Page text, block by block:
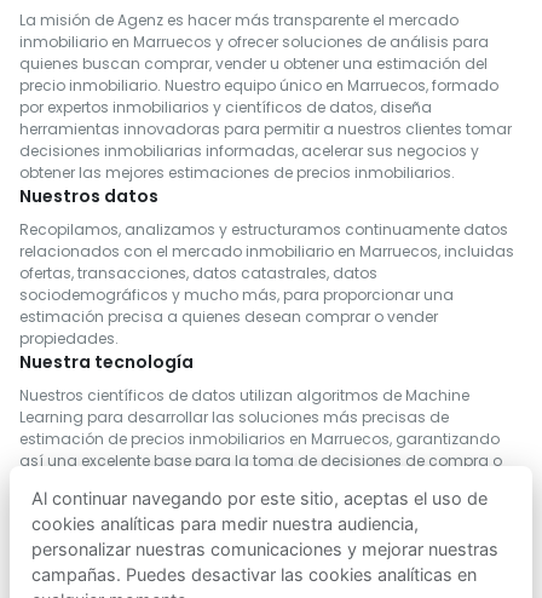
La misión de Agenz es hacer más transparente el mercado
inmobiliario en Marruecos y ofrecer soluciones de análisis para
quienes buscan comprar, vender u obtener una estimación del
precio inmobiliario. Nuestro equipo único en Marruecos, formado
por expertos inmobiliarios y científicos de datos, diseña
herramientas innovadoras para permitir a nuestros clientes tomar
decisiones inmobiliarias informadas, acelerar sus negocios y
obtener las mejores estimaciones de precios inmobiliarios.
Nuestros datos
Recopilamos, analizamos y estructuramos continuamente datos
relacionados con el mercado inmobiliario en Marruecos, incluidas
ofertas, transacciones, datos catastrales, datos
sociodemográficos y mucho más, para proporcionar una
estimación precisa a quienes desean comprar o vender
propiedades.
Nuestra tecnología
Nuestros científicos de datos utilizan algoritmos de Machine
Learning para desarrollar las soluciones más precisas de
estimación de precios inmobiliarios en Marruecos, garantizando
así una excelente base para la toma de decisiones de compra o
Al continuar navegando por este sitio, aceptas el uso de
cookies analíticas para medir nuestra audiencia,
personalizar nuestras comunicaciones y mejorar nuestras
campañas. Puedes desactivar las cookies analíticas en